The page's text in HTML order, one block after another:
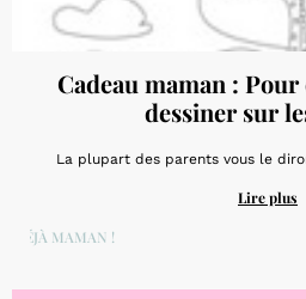
Cadeau maman :
dessiner sur
La plupart des parents vous le
Lire plus
DÉJÀ MAMAN !